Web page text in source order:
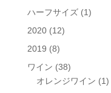
ハーフサイズ (1)
2020 (12)
2019 (8)
ワイン (38)
オレンジワイン (1)